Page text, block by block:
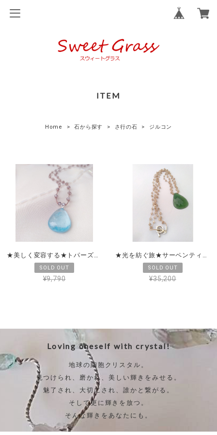
ITEM
Home 石から探す さ行の石 ジルコン
★美しく変容する★トパーズ＆ジルコン
¥9,790
★光を紡ぐ旅★サーペンティン＆ジルコン
¥35,200
Loving oneself with crystal!
地球の細胞クリスタル。
見つけられ、磨かれ、美しい輝きをみせる。
魅了され、大切にされ、誰かと繋がる。
そして更に輝きを放つ。
そんな輝きをあなたにも。